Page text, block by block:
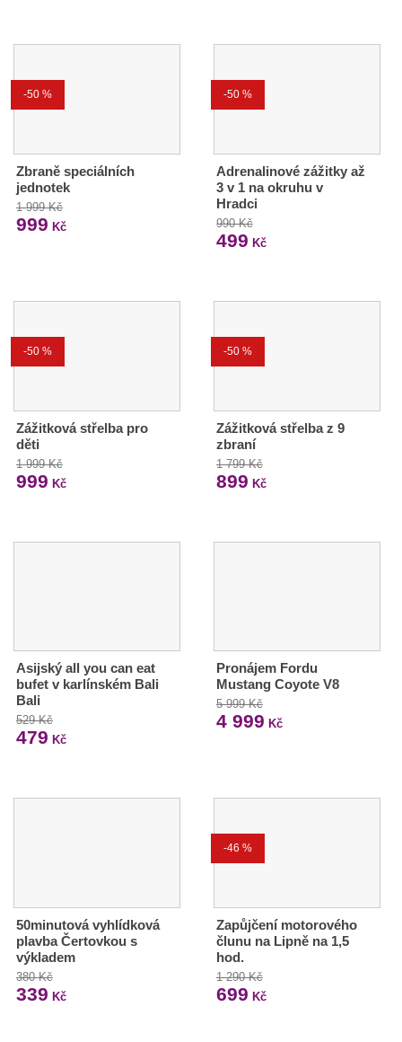
-50 %
Zbraně speciálních
jednotek
1 999 Kč
999 Kč
-50 %
Adrenalinové zážitky až
3 v 1 na okruhu v
Hradci
990 Kč
499 Kč
-50 %
Zážitková střelba pro
děti
1 999 Kč
999 Kč
-50 %
Zážitková střelba z 9
zbraní
1 799 Kč
899 Kč
Asijský all you can eat
bufet v karlínském Bali
Bali
529 Kč
479 Kč
Pronájem Fordu
Mustang Coyote V8
5 999 Kč
4 999 Kč
50minutová vyhlídková
plavba Čertovkou s
výkladem
380 Kč
339 Kč
-46 %
Zapůjčení motorového
člunu na Lipně na 1,5
hod.
1 290 Kč
699 Kč